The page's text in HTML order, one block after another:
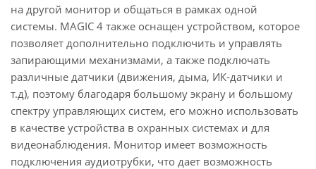
на другой монитор и общаться в рамках одной
системы. MAGIC 4 также оснащен устройством, которое
позволяет дополнительно подключить и управлять
запирающими механизмами, а также подключать
различные датчики (движения, дыма, ИК-датчики и
т.д), поэтому благодаря большому экрану и большому
спектру управляющих систем, его можно использовать
в качестве устройства в охранных системах и для
видеонаблюдения. Монитор имеет возможность
подключения аудиотрубки, что дает возможность